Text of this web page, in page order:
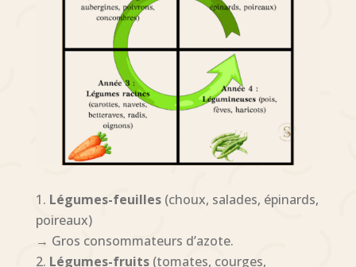
Légumes-feuilles(choux, salades, épinards,
poireaux)
→ Gros consommateurs d’azote.
Légumes-fruits(tomates, courges,